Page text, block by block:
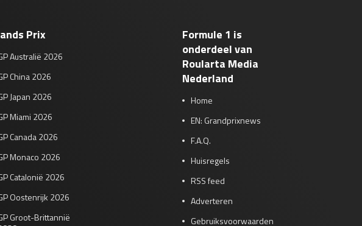
Prix
Australië 2026
China 2026
Japan 2026
Miami 2026
Canada 2026
Monaco 2026
Catalonië 2026
Oostenrijk 2026
Groot-Brittannië
Formule 1 is
onderdeel van
Roularta Media
Nederland
Home
EN: Grandprixnews
F.A.Q.
Huisregels
RSS feed
Adverteren
Gebruiksvoorwaarden